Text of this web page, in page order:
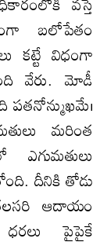
బలోపేతం
కట్టే విధంగా
వేరు. మోడీ
మరింత
దీనికి తోడు
ఆదాయం
ధరలు పైపైకే